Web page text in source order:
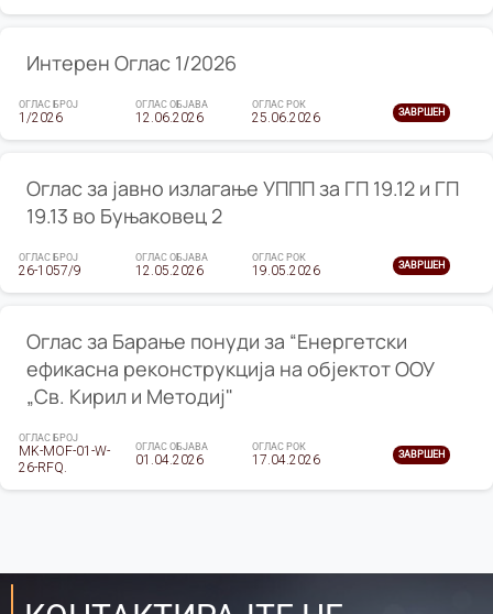
Интерен Оглас 1/2026
ОГЛАС БРОЈ
1/2026
ОГЛАС ОБЈАВА
12.06.2026
ОГЛАС РОК
25.06.2026 ЗАВРШЕН
Оглас за јавно излагање УППП за ГП 19.12 и ГП
19.13 во Буњаковец 2
ОГЛАС БРОЈ
26-1057/9
ОГЛАС ОБЈАВА
12.05.2026
ОГЛАС РОК
19.05.2026 ЗАВРШЕН
Оглас за Барање понуди за “Енергетски
ефикасна реконструкција на објектот ООУ
„Св. Кирил и Методиј"
ОГЛАС БРОЈ
MK-MOF-01-W-
26-RFQ.
ОГЛАС ОБЈАВА
01.04.2026
ОГЛАС РОК
17.04.2026 ЗАВРШЕН